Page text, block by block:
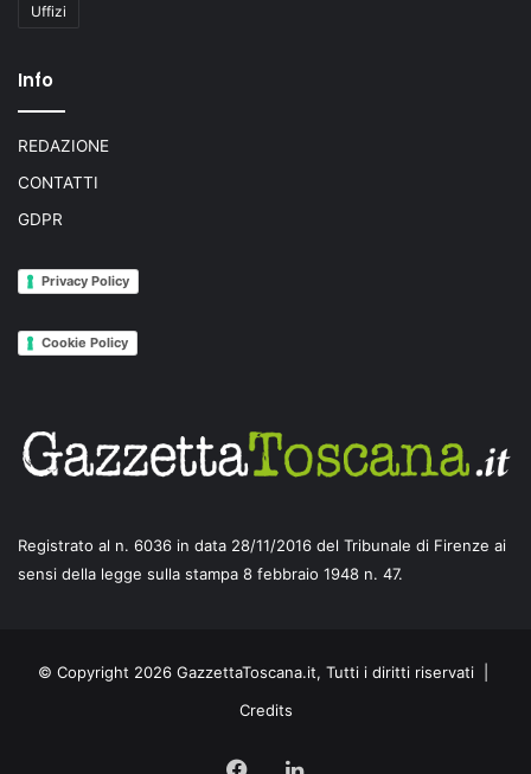
Uffizi
Info
REDAZIONE
CONTATTI
GDPR
Privacy Policy
Cookie Policy
Registrato al n. 6036 in data 28/11/2016 del Tribunale di Firenze ai
sensi della legge sulla stampa 8 febbraio 1948 n. 47.
© Copyright 2026 GazzettaToscana.it, Tutti i diritti riservati |
Credits
FacebookLinkedIn